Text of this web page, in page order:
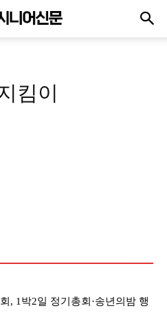
킴이
, 1박2일 정기총회·송년의밤 행